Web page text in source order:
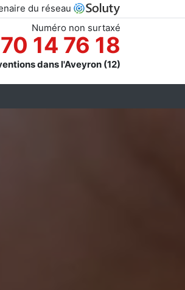
du réseau
Numéro non surtaxé
14 76 18
dans l'Aveyron (12)